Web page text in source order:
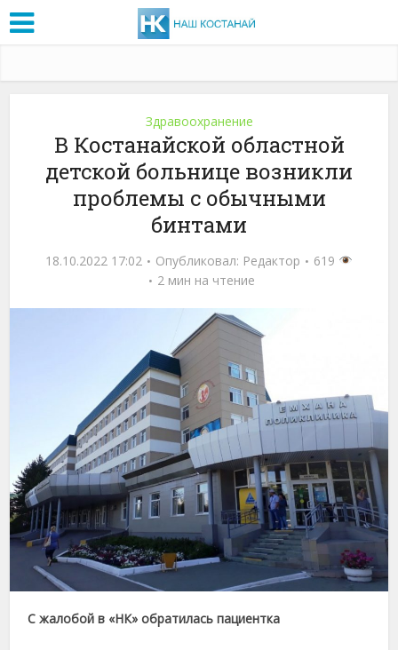
Здравоохранение
В Костанайской областной
детской больнице возникли
проблемы с обычными
бинтами
18.10.2022 17:02 Опубликовал: Редактор
619
2 мин на чтение
С жалобой в «НК» обратилась пациентка